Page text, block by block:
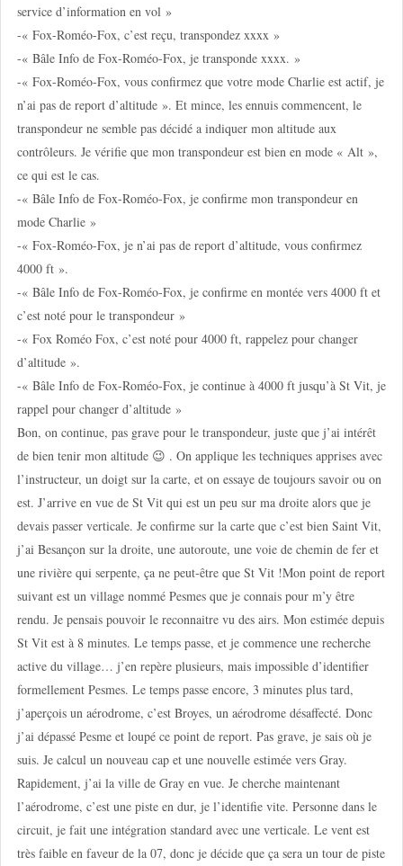
service d’information en vol »
-« Fox-Roméo-Fox, c’est reçu, transpondez xxxx »
-« Bâle Info de Fox-Roméo-Fox, je transponde xxxx. »
-« Fox-Roméo-Fox, vous confirmez que votre mode Charlie est actif, je
n’ai pas de report d’altitude ». Et mince, les ennuis commencent, le
transpondeur ne semble pas décidé a indiquer mon altitude aux
contrôleurs. Je vérifie que mon transpondeur est bien en mode « Alt »,
ce qui est le cas.
-« Bâle Info de Fox-Roméo-Fox, je confirme mon transpondeur en
mode Charlie »
-« Fox-Roméo-Fox, je n’ai pas de report d’altitude, vous confirmez
4000 ft ».
-« Bâle Info de Fox-Roméo-Fox, je confirme en montée vers 4000 ft et
c’est noté pour le transpondeur »
-« Fox Roméo Fox, c’est noté pour 4000 ft, rappelez pour changer
d’altitude ».
-« Bâle Info de Fox-Roméo-Fox, je continue à 4000 ft jusqu’à St Vit, je
rappel pour changer d’altitude »
Bon, on continue, pas grave pour le transpondeur, juste que j’ai intérêt
de bien tenir mon altitude 😉 . On applique les techniques apprises avec
l’instructeur, un doigt sur la carte, et on essaye de toujours savoir ou on
est. J’arrive en vue de St Vit qui est un peu sur ma droite alors que je
devais passer verticale. Je confirme sur la carte que c’est bien Saint Vit,
j’ai Besançon sur la droite, une autoroute, une voie de chemin de fer et
une rivière qui serpente, ça ne peut-être que St Vit !Mon point de report
suivant est un village nommé Pesmes que je connais pour m’y être
rendu. Je pensais pouvoir le reconnaitre vu des airs. Mon estimée depuis
St Vit est à 8 minutes. Le temps passe, et je commence une recherche
active du village… j’en repère plusieurs, mais impossible d’identifier
formellement Pesmes. Le temps passe encore, 3 minutes plus tard,
j’aperçois un aérodrome, c’est Broyes, un aérodrome désaffecté. Donc
j’ai dépassé Pesme et loupé ce point de report. Pas grave, je sais où je
suis. Je calcul un nouveau cap et une nouvelle estimée vers Gray.
Rapidement, j’ai la ville de Gray en vue. Je cherche maintenant
l’aérodrome, c’est une piste en dur, je l’identifie vite. Personne dans le
circuit, je fait une intégration standard avec une verticale. Le vent est
très faible en faveur de la 07, donc je décide que ça sera un tour de piste